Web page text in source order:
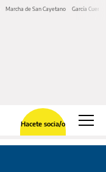
Marcha de San Cayetano García Cuerva
Hacete socia/o